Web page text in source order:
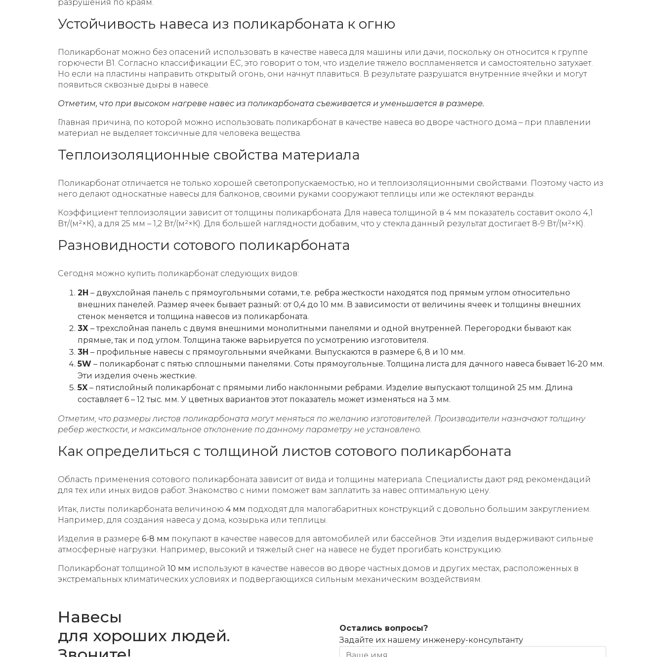
разрушения по краям.
Устойчивость навеса из поликарбоната к огню
Поликарбонат можно без опасений использовать в качестве навеса для машины или дачи, поскольку он относится к группе
горючести В1. Согласно классификации ЕС, это говорит о том, что изделие тяжело воспламеняется и самостоятельно затухает.
Но если на пластины направить открытый огонь, они начнут плавиться. В результате разрушатся внутренние ячейки и могут
появиться сквозные дыры в навесе.
Отметим, что при высоком нагреве навес из поликарбоната съеживается и уменьшается в размере.
Главная причина, по которой можно использовать поликарбонат в качестве навеса во дворе частного дома – при плавлении
материал не выделяет токсичные для человека вещества.
Теплоизоляционные свойства материала
Поликарбонат отличается не только хорошей светопропускаемостью, но и теплоизоляционными свойствами. Поэтому часто из
него делают односкатные навесы для балконов, своими руками сооружают теплицы или же остекляют веранды.
Коэффициент теплоизоляции зависит от толщины поликарбоната. Для навеса толщиной в 4 мм показатель составит около 4,1
Вт/(м²×К), а для 25 мм – 1,2 Вт/(м²×К). Для большей наглядности добавим, что у стекла данный результат достигает 8-9 Вт/(м²×К).
Разновидности сотового поликарбоната
Сегодня можно купить поликарбонат следующих видов:
2Н – двухслойная панель с прямоугольными сотами, т.е. ребра жесткости находятся под прямым углом относительно
внешних панелей. Размер ячеек бывает разный: от 0,4 до 10 мм. В зависимости от величины ячеек и толщины внешних
стенок меняется и толщина навесов из поликарбоната.
3Х – трехслойная панель с двумя внешними монолитными панелями и одной внутренней. Перегородки бывают как
прямые, так и под углом. Толщина также варьируется по усмотрению изготовителя.
3Н – профильные навесы с прямоугольными ячейками. Выпускаются в размере 6, 8 и 10 мм.
5W – поликарбонат с пятью сплошными панелями. Соты прямоугольные. Толщина листа для дачного навеса бывает 16-20 мм.
Эти изделия очень жесткие.
5X – пятислойный поликарбонат с прямыми либо наклонными ребрами. Изделие выпускают толщиной 25 мм. Длина
составляет 6 – 12 тыс. мм. У цветных вариантов этот показатель может изменяться на 3 мм.
Отметим, что размеры листов поликарбоната могут меняться по желанию изготовителей. Производители назначают толщину
ребер жесткости, и максимальное отклонение по данному параметру не установлено.
Как определиться с толщиной листов сотового поликарбоната
Область применения сотового поликарбоната зависит от вида и толщины материала. Специалисты дают ряд рекомендаций
для тех или иных видов работ. Знакомство с ними поможет вам заплатить за навес оптимальную цену.
Итак, листы поликарбоната величиною 4 мм подходят для малогабаритных конструкций с довольно большим закруглением.
Например, для создания навеса у дома, козырька или теплицы.
Изделия в размере 6-8 мм покупают в качестве навесов для автомобилей или бассейнов. Эти изделия выдерживают сильные
атмосферные нагрузки. Например, высокий и тяжелый снег на навесе не будет прогибать конструкцию.
Поликарбонат толщиной 10 мм используют в качестве навесов во дворе частных домов и других местах, расположенных в
экстремальных климатических условиях и подвергающихся сильным механическим воздействиям.
Навесы
для хороших людей.
Остались вопросы?
Задайте их нашему инженеру-консультанту